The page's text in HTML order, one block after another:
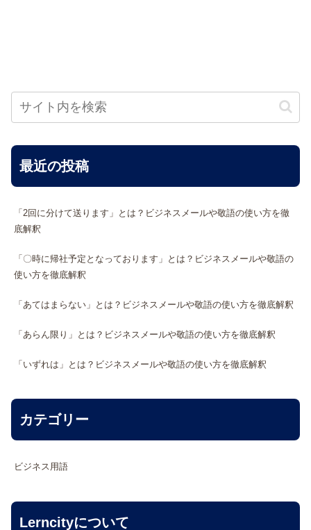
最近の投稿
「2回に分けて送ります」とは？ビジネスメールや敬語の使い方を徹
底解釈
「〇時に帰社予定となっております」とは？ビジネスメールや敬語の
使い方を徹底解釈
「あてはまらない」とは？ビジネスメールや敬語の使い方を徹底解釈
「あらん限り」とは？ビジネスメールや敬語の使い方を徹底解釈
「いずれは」とは？ビジネスメールや敬語の使い方を徹底解釈
カテゴリー
ビジネス用語
Lerncityについて